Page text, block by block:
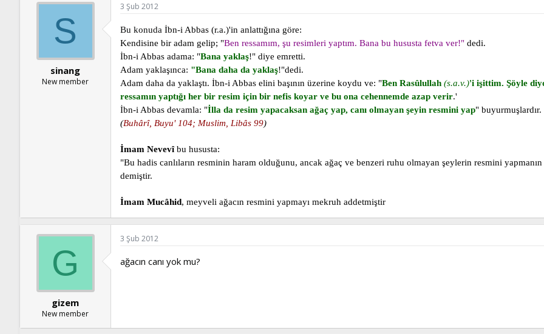
S
sinang
New member
3 Şub 2012
Bu konuda İbn-i Abbas (r.a.)'in anlattığına göre:
Kendisine bir adam gelip; "Ben ressamım, şu resimleri yaptım. Bana bu hususta fetva ver!" dedi.
İbn-i Abbas adama: "Bana yaklaş!" diye emretti.
Adam yaklaşınca: "Bana daha da yaklaş!"dedi.
Adam daha da yaklaştı. İbn-i Abbas elini başının üzerine koydu ve: "Ben Rasûlullah (s.a.v.)'i işittim. Şöyle
ressamın yaptığı her bir resim için bir nefis koyar ve bu ona cehennemde azap verir.'
İbn-i Abbas devamla: "İlla da resim yapacaksan ağaç yap, canı olmayan şeyin resmini yap" buyurmuşlardır.
(Buhârî, Buyu' 104; Muslim, Libâs 99)
İmam Nevevîbu hususta:
"Bu hadis canlıların resminin haram olduğunu, ancak ağaç ve benzeri ruhu olmayan şeylerin resmini
demiştir.
İmam Mucâhid, meyveli ağacın resmini yapmayı mekruh addetmiştir
G
gizem
New member
3 Şub 2012
ağacın canı yok mu?